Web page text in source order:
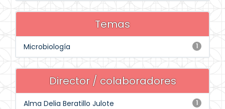
Temas
1
Microbiología
Director / colaboradores
1
Alma Delia Beratillo Julote